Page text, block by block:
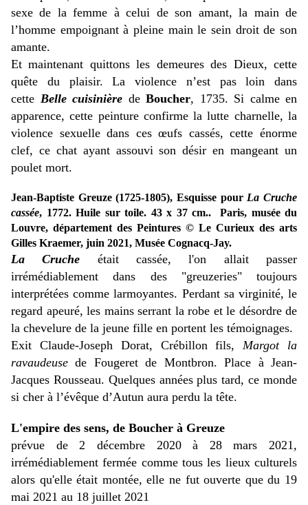
sexe de la femme à celui de son amant, la main de
l’homme empoignant à pleine main le sein droit de son
amante.
Et maintenant quittons les demeures des Dieux, cette
quête du plaisir. La violence n’est pas loin dans
cette Belle cuisinière de Boucher, 1735. Si calme en
apparence, cette peinture confirme la lutte charnelle, la
violence sexuelle dans ces œufs cassés, cette énorme
clef, ce chat ayant assouvi son désir en mangeant un
poulet mort.
Jean-Baptiste Greuze (1725-1805), Esquisse pour La Cruche
cassée, 1772. Huile sur toile. 43 x 37 cm.. Paris, musée du
Louvre, département des Peintures © Le Curieux des arts
Gilles Kraemer, juin 2021, Musée Cognacq-Jay.
La Cruche était cassée, l'on allait passer
irrémédiablement dans des "greuzeries" toujours
interprétées comme larmoyantes. Perdant sa virginité, le
regard apeuré, les mains serrant la robe et le désordre de
la chevelure de la jeune fille en portent les témoignages.
Exit Claude-Joseph Dorat, Crébillon fils,Margot la
ravaudeuse de Fougeret de Montbron. Place à Jean-
Jacques Rousseau. Quelques années plus tard, ce monde
si cher à l’évêque d’Autun aura perdu la tête.
L'empire des sens, de Boucher à Greuze
prévue de 2 décembre 2020 à 28 mars 2021,
irrémédiablement fermée comme tous les lieux culturels
alors qu'elle était montée, elle ne fut ouverte que du 19
mai 2021 au 18 juillet 2021